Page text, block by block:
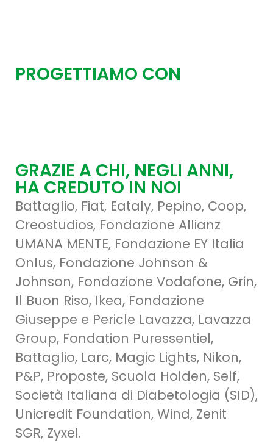
PROGETTIAMO CON
GRAZIE A CHI, NEGLI ANNI,
HA CREDUTO IN NOI
Battaglio, Fiat, Eataly, Pepino, Coop,
Creostudios, Fondazione Allianz
UMANA MENTE, Fondazione EY Italia
Onlus, Fondazione Johnson &
Johnson, Fondazione Vodafone, Grin,
Il Buon Riso, Ikea, Fondazione
Giuseppe e Pericle Lavazza, Lavazza
Group, Fondation Puressentiel,
Battaglio, Larc, Magic Lights, Nikon,
P&P, Proposte, Scuola Holden, Self,
Società Italiana di Diabetologia (SID),
Unicredit Foundation, Wind, Zenit
SGR, Zyxel.